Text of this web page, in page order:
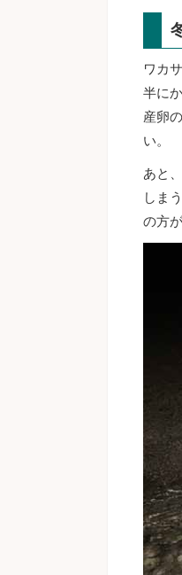
ワカ
半に
産卵
い。
あと
しま
の方